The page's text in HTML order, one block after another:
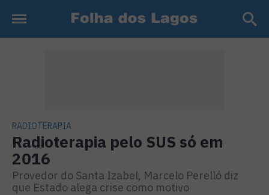
RADIOTERAPIA
Radioterapia pelo SUS só em
2016
Provedor do Santa Izabel, Marcelo Perelló diz
que Estado alega crise como motivo